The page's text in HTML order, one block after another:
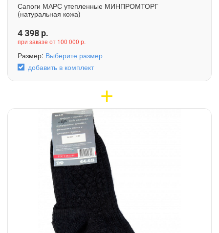
Сапоги МАРС утепленные МИНПРОМТОРГ
(натуральная кожа)
4 398 р.
при заказе от 100 000 р.
Размер: Выберите размер
добавить в комплект